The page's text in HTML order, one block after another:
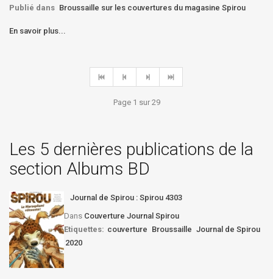
Publié dans Broussaille sur les couvertures du magasine Spirou
En savoir plus...
Page 1 sur 29
Les 5 dernières publications de la
section Albums BD
Journal de Spirou : Spirou 4303
Dans Couverture Journal Spirou
Etiquettes: couverture Broussaille Journal de Spirou
2020